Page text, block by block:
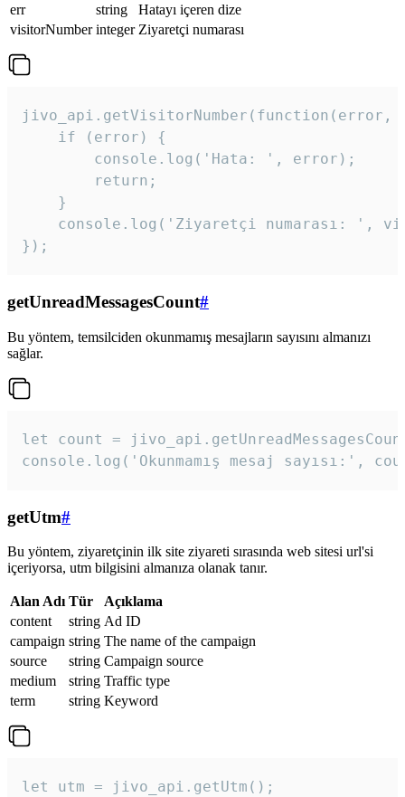
err
string
Hatayı içeren dize
visitorNumber integer Ziyaretçi numarası
jivo_api.getVisitorNumber(function(error,
    if (error) {
        console.log('Hata: ', error);
        return;
    }
console.log('Ziyaretçi numarası: ',
});
getUnreadMessagesCount#
Bu yöntem, temsilciden okunmamış mesajların sayısını almanızı
sağlar.
let count =
console.log('Okunmamış mesaj sayısı:',
getUtm#
Bu yöntem, ziyaretçinin ilk site ziyareti sırasında web sitesi url'si
içeriyorsa, utm bilgisini almanıza olanak tanır.
Alan Adı Tür
Açıklama
content
string Ad ID
campaign string The name of the campaign
source
string Campaign source
medium
string Traffic type
term
string Keyword
let utm = jivo_api.getUtm();